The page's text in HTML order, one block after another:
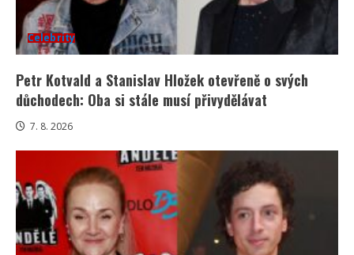
Celebrity
Petr Kotvald a Stanislav Hložek otevřeně o svých
důchodech: Oba si stále musí přivydělávat
7. 8. 2026